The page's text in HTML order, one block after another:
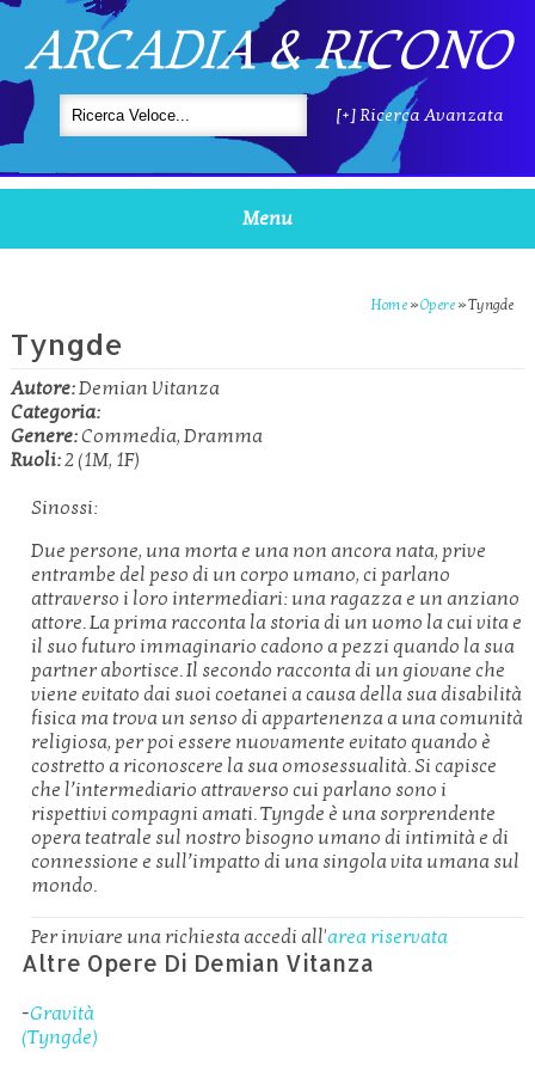
ARCADIA & RICONO
[+] Ricerca Avanzata
Menu
Home »Opere »Tyngde
Tyngde
Autore:Demian Vitanza
Categoria:
Genere:Commedia, Dramma
Ruoli:2 (1M, 1F)
Sinossi:
Due persone, una morta e una non ancora nata, prive
entrambe del peso di un corpo umano, ci parlano
attraverso i loro intermediari: una ragazza e un anziano
attore. La prima racconta la storia di un uomo la cui vita e
il suo futuro immaginario cadono a pezzi quando la sua
partner abortisce. Il secondo racconta di un giovane che
viene evitato dai suoi coetanei a causa della sua disabilità
fisica ma trova un senso di appartenenza a una comunità
religiosa, per poi essere nuovamente evitato quando è
costretto a riconoscere la sua omosessualità. Si capisce
che l’intermediario attraverso cui parlano sono i
rispettivi compagni amati. Tyngde è una sorprendente
opera teatrale sul nostro bisogno umano di intimità e di
connessione e sull’impatto di una singola vita umana sul
mondo.
Per inviare una richiesta accedi all'area riservata
Altre Opere Di Demian Vitanza
-Gravità
(Tyngde)